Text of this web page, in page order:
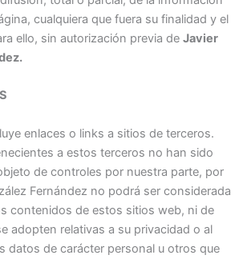
cualquiera que fuera su finalidad y el
ello, sin autorización previa de Javier
enlaces o links a sitios de terceros.
a estos terceros no han sido
de controles por nuestra parte, por
Fernández no podrá ser considerada
contenidos de estos sitios web, ni de
adopten relativas a su privacidad o al
datos de carácter personal u otros que